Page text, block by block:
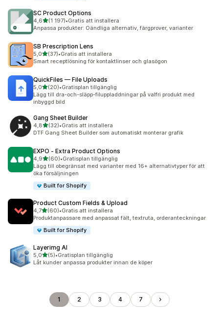
SC Product Options
4,6av 5 stjärnor
(1 197)
1197 recensioner totalt
•Gratis att installera
Anpassa produkter: Oändliga alternativ, färgprover, varianter
SB Prescription Lens
5,0av 5 stjärnor
(37)
37 recensioner totalt
•Gratis att installera
Smart receptlösning för kontaktlinser och glasögon
QuickFiles — File Uploads
5,0av 5 stjärnor
(20)
20 recensioner totalt
•Gratisplan tillgänglig
Lägg till dra-och-släpp-filuppladdningar på valfri produkt med
inbyggd bild
Gang Sheet Builder
4,8av 5 stjärnor
(32)
32 recensioner totalt
•Gratis att installera
DTF Gang Sheet Builder som automatiskt monterar grafik
EXPO ‑ Extra Product Options
4,9av 5 stjärnor
(60)
60 recensioner totalt
•Gratisplan tillgänglig
Lägg till obegränsat med varianter med 16+ alternativtyper för att
öka försäljningen
Built for Shopify
Product Custom Fields & Upload
4,7av 5 stjärnor
(60)
60 recensioner totalt
•Gratis att installera
Produktanpassare med anpassat fält, textruta, orderanteckningar
Built for Shopify
Layerimg AI
5,0av 5 stjärnor
(5)
5 recensioner totalt
•Gratisplan tillgänglig
Låt kunder anpassa produkter innan de köper
1 2 3 4 7